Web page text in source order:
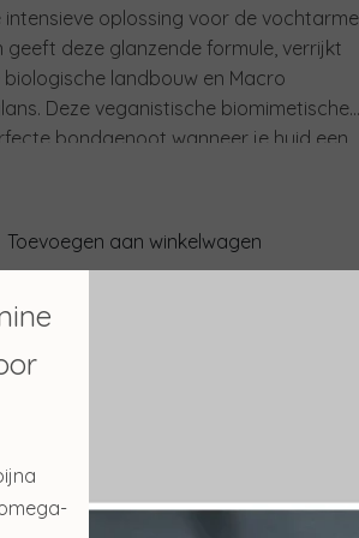
oplossing voor de
geeft deze glanzende formule, verrijkt
landbouw en Macro
Deze veganistische biomimetische
bondgenoot wanneer je huid een
Toevoegen aan winkelwagen